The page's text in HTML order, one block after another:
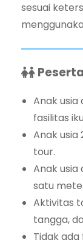
sesuai
Anak usia
fasilitas
Anak usia
tour.
Anak usia
satu
Aktivitas
tangga,
Tidak